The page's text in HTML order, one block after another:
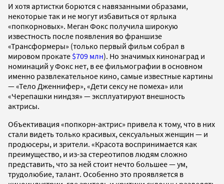
И хотя артистки борются с навязанными образами,
некоторые так и не могут избавиться от ярлыка
«попкорновых». Меган Фокс получила широкую
известность после появления во франшизе
«Трансформеры» (только первый фильм собрал в
мировом прокате $709 млн). Но значимых кинонаград и
номинаций у Фокс нет, в ее фильмографии в основном
именно развлекательное кино, самые известные картины
— «Тело Дженнифер», «Дети сексу не помеха» или
«Черепашки ниндзя» — эксплуатируют внешность
актрисы.
Объективация «попкорн-актрис» привела к тому, что в них
стали видеть только красивых, сексуальных женщин — и
продюсеры, и зрители. «Красота воспринимается как
преимущество, и из-за стереотипов людям сложно
представить, что за ней стоит нечто большее — ум,
трудолюбие, талант. Особенно это проявляется в